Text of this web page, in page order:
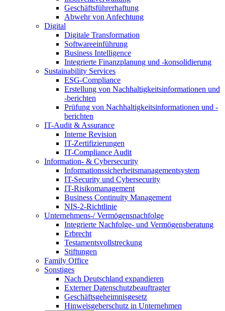
Geschäftsführerhaftung
Abwehr von Anfechtung
Digital
Digitale Transformation
Softwareeinführung
Business Intelligence
Integrierte Finanzplanung und -konsolidierung
Sustainability Services
ESG-Compliance
Erstellung von Nachhaltigkeitsinformationen und
-berichten
Prüfung von Nachhaltigkeitsinformationen und -
berichten
IT-Audit & Assurance
Interne Revision
IT-Zertifizierungen
IT-Compliance Audit
Information- & Cybersecurity
Informationssicherheitsmanagementsystem
IT-Security und Cybersecurity
IT-Risikomanagement
Business Continuity Management
NIS-2-Richtlinie
Unternehmens-/Vermögensnachfolge
Integrierte Nachfolge- und Vermögensberatung
Erbrecht
Testamentsvollstreckung
Stiftungen
Family Office
Sonstiges
Nach Deutschland expandieren
Externer Datenschutzbeauftragter
Geschäftsgeheimnisgesetz
Hinweisgeberschutz in Unternehmen